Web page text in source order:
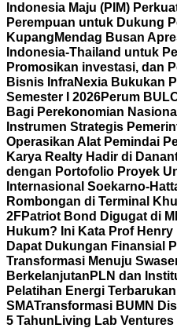
Indonesia Maju (PIM)
Perempuan untuk Dukung
Kupang Mendag Busan
Indonesia-Thailand untuk
Promosikan investasi, dan
Bisnis InfraNexia Bukukan
Semester I 2026Perum
Bagi Perekonomian
Instrumen Strategis
Operasikan Alat Pemindai
Karya Realty Hadir di
dengan Portofolio Proyek
Internasional Soekarno-
Rombongan di Terminal
2FPatriot Bond Digugat di
Hukum? Ini Kata Prof
Dapat Dukungan Finansial
Transformasi Menuju
Berkelanjutan PLN dan
Pelatihan Energi
SMATransformasi BUMN
5 Tahun Living Lab